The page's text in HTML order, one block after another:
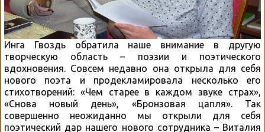
Инга Гвоздь обратила наше внимание в другую
творческую область – поэзии и поэтического
вдохновения. Совсем недавно она открыла для себя
нового поэта и продекламировала несколько его
стихотворений: «Чем старее в каждом звуке страх»,
«Снова новый день», «Бронзовая цапля». Так
совершенно неожиданно мы открыли для себя
поэтический дар нашего нового сотрудника – Виталия